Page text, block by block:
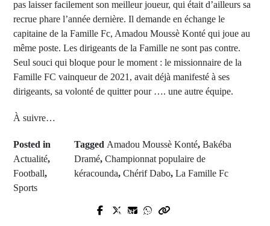
pas laisser facilement son meilleur joueur, qui était d’ailleurs sa
recrue phare l’année dernière. Il demande en échange le
capitaine de la Famille Fc, Amadou Moussè Konté qui joue au
même poste. Les dirigeants de la Famille ne sont pas contre.
Seul souci qui bloque pour le moment : le missionnaire de la
Famille FC vainqueur de 2021, avait déjà manifesté à ses
dirigeants, sa volonté de quitter pour …. une autre équipe.
À suivre…
Posted in
Actualité,
Football,
Sports
Tagged Amadou Moussè Konté,Bakéba
Dramé,Championnat populaire de
kéracounda,Chérif Dabo,La Famille Fc
Prev Post
Next Post